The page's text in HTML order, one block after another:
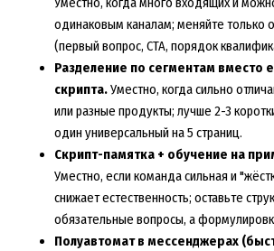
одинаковым каналам; меняйте только
(первый вопрос, CTA, порядок
Разделение по сегментам вместо
скрипта.Уместно, когда сильно
или разные продукты; лучше 2-3
один универсальный на 5 страниц.
Скрипт-памятка + обучение на
Уместно, если команда сильная и
снижает естественность; оставьте
обязательные вопросы, а
Полуавтомат в мессенджерах